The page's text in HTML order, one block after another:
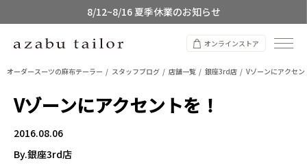
8/12~8/16 夏季休業のお知らせ
オンラインストア
オーダースーツの麻布テーラー スタッフブログ 店舗一覧 銀座3rd店 Vゾーンにアクセン
Vゾーンにアクセントを！
2016.08.06
By.銀座3rd店